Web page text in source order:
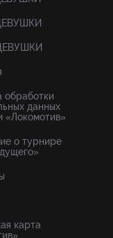
обработки
данных
«Локомотив»
о турнире
карта